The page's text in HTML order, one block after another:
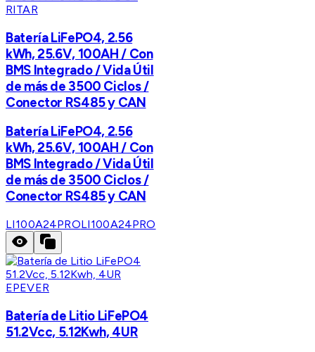
RITAR
Batería LiFePO4, 2.56
kWh, 25.6V, 100AH / Con
BMS Integrado / Vida Útil
de más de 3500 Ciclos /
Conector RS485 y CAN
Batería LiFePO4, 2.56
kWh, 25.6V, 100AH / Con
BMS Integrado / Vida Útil
de más de 3500 Ciclos /
Conector RS485 y CAN
LI100A24PROLI100A24PRO
EPEVER
Batería de Litio LiFePO4
51.2Vcc, 5.12Kwh, 4UR